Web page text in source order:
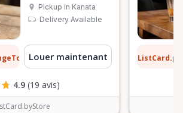
Pickup in Kanata
Delivery Available
par jour
Louer maintenant
4.9 (19 avis)
0,10 $